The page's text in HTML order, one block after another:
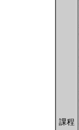
課程